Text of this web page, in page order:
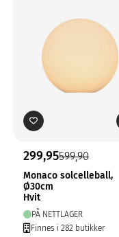
299,95599,90
Monaco solcelleball,
Ø30cm
Hvit
PÅ NETTLAGER
Finnes i 282 butikker